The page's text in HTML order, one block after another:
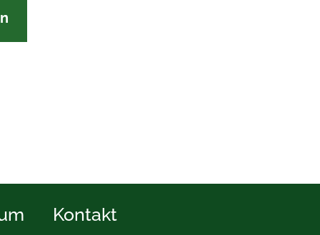
Kontakt